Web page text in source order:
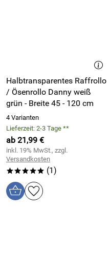
Halbtransparentes Raffrollo
/ Ösenrollo Danny weiß
grün - Breite 45 - 120 cm
4 Varianten
Lieferzeit: 2-3 Tage **
ab 21,99 €
inkl. 19% MwSt., zzgl.
Versandkosten
***** (1)